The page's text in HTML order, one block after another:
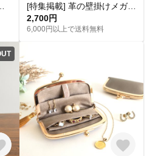
[特集掲載] 革の壁掛けメガネホルダー【更にお得な３点セット】【カラーお任せ】(メガネスタンド、メガネケース) 母の日/父の日/敬老の日 などに クリックポストＯＫ
2,700円
6,000円以上で送料無料